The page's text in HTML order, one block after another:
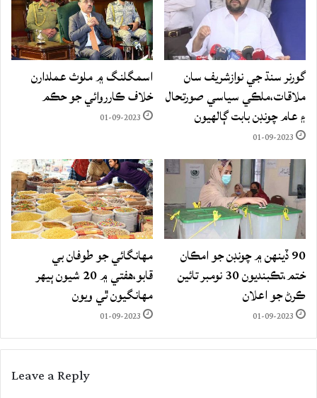
گورنر سنڌ جي نوازشريف سان
ملاقات،ملڪي سياسي صورتحال
۽ عام چونڊن بابت ڳالهيون
01-09-2023
اسمگلنگ ۾ ملوث عملدارن
خلاف ڪارروائي جو حڪم
01-09-2023
90 ڏينهن ۾ چونڊن جو امڪان
ختم،تڪبنديون 30 نومبر تائين
ڪرڻ جو اعلان
01-09-2023
مهانگائي جو طوفان بي
قابو،هفتي ۾ 20 شيون ٻيهر
مهانگيون ٿي ويون
01-09-2023
Leave a Reply